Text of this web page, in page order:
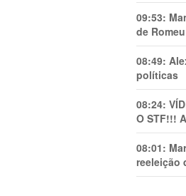
09:53:
de
08:49:
políticas
08:24:
O STF!!!
08:01:
reeleição